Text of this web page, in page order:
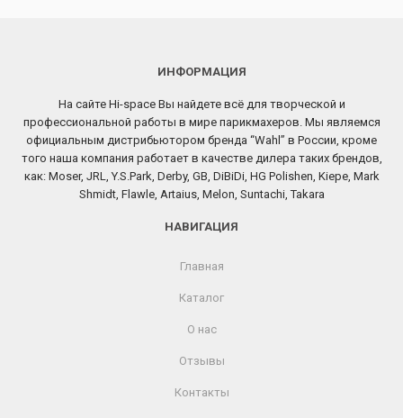
ИНФОРМАЦИЯ
На сайте Hi-space Вы найдете всё для творческой и
профессиональной работы в мире парикмахеров. Мы являемся
официальным дистрибьютором бренда “Wahl” в России, кроме
того наша компания работает в качестве дилера таких брендов,
как: Moser, JRL, Y.S.Park, Derby, GB, DiBiDi, HG Polishen, Kiepe, Mark
Shmidt, Flawle, Artaius, Melon, Suntachi, Takara
НАВИГАЦИЯ
Главная
Каталог
О нас
Отзывы
Контакты